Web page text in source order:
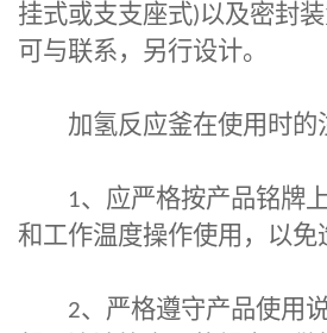
挂式或支支座式)以及密封
可与联系，另行设计。
加氢反应釜在使用时的
1、应严格按产品铭牌
和工作温度操作使用，以免
2、严格遵守产品使用